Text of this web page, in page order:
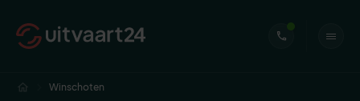
Winschoten